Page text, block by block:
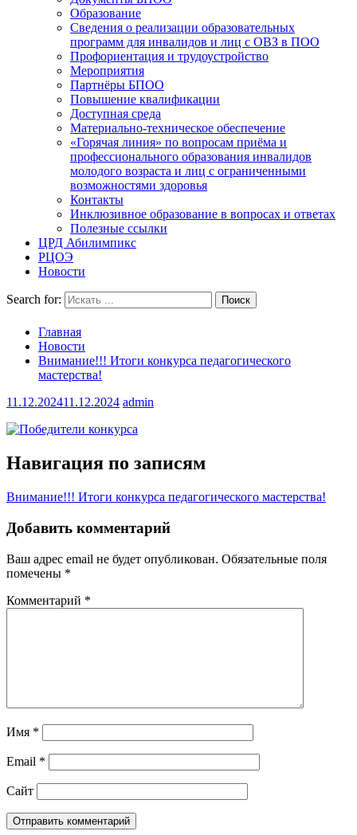
Образование
Сведения о реализации образовательных
программ для инвалидов и лиц с ОВЗ в ПОО
Профориентация и трудоустройство
Мероприятия
Партнёры БПОО
Повышение квалификации
Доступная среда
Материально-техническое обеспечение
«Горячая линия» по вопросам приёма и
профессионального образования инвалидов
молодого возраста и лиц с ограниченными
возможностями здоровья
Контакты
Инклюзивное образование в вопросах и ответах
Полезные ссылки
ЦРД Абилимпикс
РЦОЭ
Новости
Search for:
Главная
Новости
Внимание!!! Итоги конкурса педагогического
мастерства!
11.12.202411.12.2024 admin
Навигация по записям
Внимание!!! Итоги конкурса педагогического мастерства!
Добавить комментарий
Ваш адрес email не будет опубликован. Обязательные поля
помечены *
Комментарий *
Имя *
Email *
Сайт